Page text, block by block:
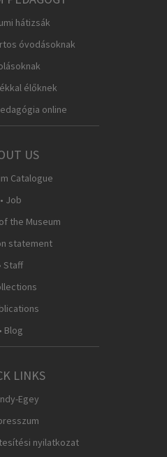
hátizsák
óvodásoknak
élőknek
online
US
Catalogue
• Job
the Museum
statement
Staff
• Blog
LINKS
Egey
nyilatkozat